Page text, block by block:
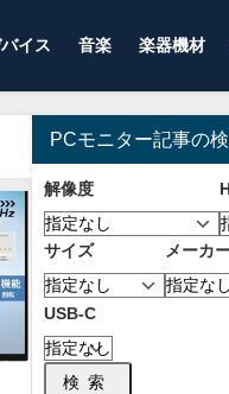
イス 音楽 楽器機材
PCモニター記事の
解像度
サイズ メーカ
USB-C
検索